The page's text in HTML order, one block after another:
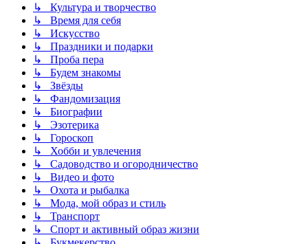
↳ Культура и творчество
↳ Время для себя
↳ Искусство
↳ Праздники и подарки
↳ Проба пера
↳ Будем знакомы
↳ Звёзды
↳ Фандомизация
↳ Биографии
↳ Эзотерика
↳ Гороскоп
↳ Хобби и увлечения
↳ Садоводство и огородничество
↳ Видео и фото
↳ Охота и рыбалка
↳ Мода, мой образ и стиль
↳ Транспорт
↳ Спорт и активный образ жизни